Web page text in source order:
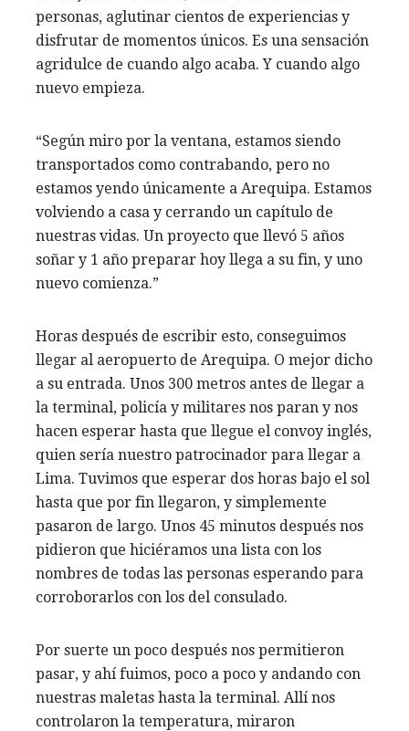
personas, aglutinar cientos de experiencias y
disfrutar de momentos únicos. Es una sensación
agridulce de cuando algo acaba. Y cuando algo
nuevo empieza.
“Según miro por la ventana, estamos siendo
transportados como contrabando, pero no
estamos yendo únicamente a Arequipa. Estamos
volviendo a casa y cerrando un capítulo de
nuestras vidas. Un proyecto que llevó 5 años
soñar y 1 año preparar hoy llega a su fin, y uno
nuevo comienza.”
Horas después de escribir esto, conseguimos
llegar al aeropuerto de Arequipa. O mejor dicho
a su entrada. Unos 300 metros antes de llegar a
la terminal, policía y militares nos paran y nos
hacen esperar hasta que llegue el convoy inglés,
quien sería nuestro patrocinador para llegar a
Lima. Tuvimos que esperar dos horas bajo el sol
hasta que por fin llegaron, y simplemente
pasaron de largo. Unos 45 minutos después nos
pidieron que hiciéramos una lista con los
nombres de todas las personas esperando para
corroborarlos con los del consulado.
Por suerte un poco después nos permitieron
pasar, y ahí fuimos, poco a poco y andando con
nuestras maletas hasta la terminal. Allí nos
controlaron la temperatura, miraron